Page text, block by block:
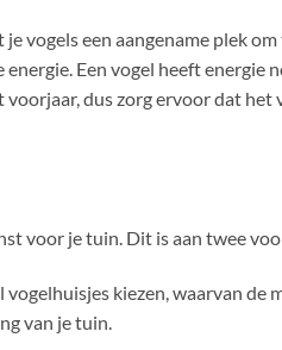
je vogels een aangename plek
Een vogel heeft energie
dus zorg ervoor dat
voor je tuin. Dit is aan twee
vogelhuisjes kiezen, waarvan de
van je tuin.